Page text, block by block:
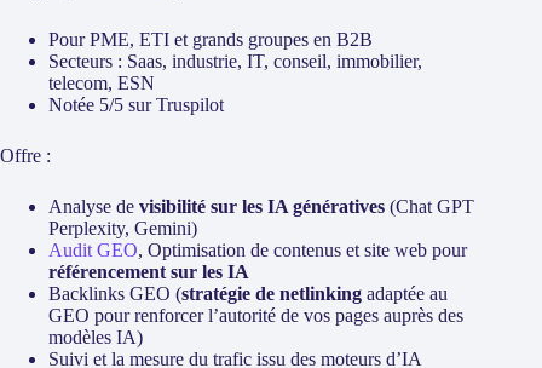
Pour PME, ETI et grands groupes en B2B
Secteurs : Saas, industrie, IT, conseil, immobilier,
telecom, ESN
Notée 5/5 sur Truspilot
Offre :
Analyse de visibilité sur les IA génératives (Chat GPT
Perplexity, Gemini)
Audit GEO, Optimisation de contenus et site web pour
référencement sur les IA
Backlinks GEO (stratégie de netlinking adaptée au
GEO pour renforcer l’autorité de vos pages auprès des
modèles IA)
Suivi et la mesure du trafic issu des moteurs d’IA